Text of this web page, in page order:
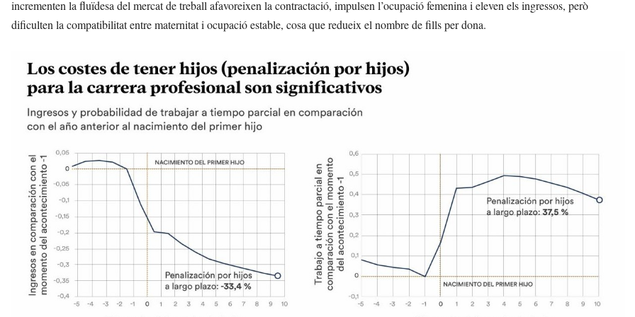
incrementen la fluïdesa del mercat de treball afavoreixen la contractació, impulsen l’ocupació femenina i eleven els ingressos, però
dificulten la compatibilitat entre maternitat i ocupació estable, cosa que redueix el nombre de fills per dona.